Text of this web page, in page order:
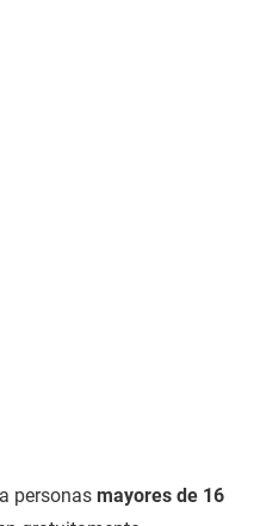
personas mayores de 16